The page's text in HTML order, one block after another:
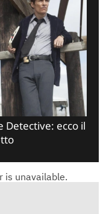
Detective: ecco il